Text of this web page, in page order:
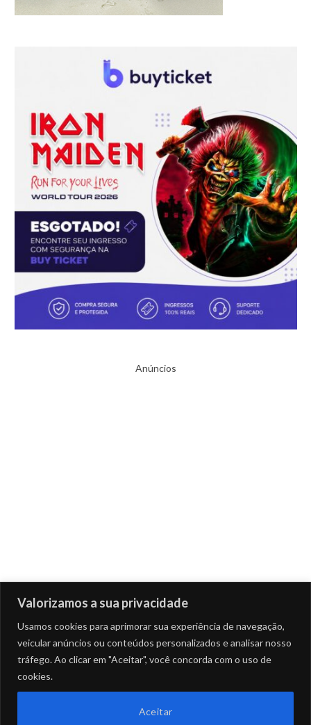
Valorizamos a sua privacidade
Usamos cookies para aprimorar sua experiência de navegação,
veicular anúncios ou conteúdos personalizados e analisar nosso
tráfego. Ao clicar em "Aceitar", você concorda com o uso de
cookies.
Aceitar
Anúncios